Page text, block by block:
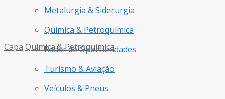
Metalurgia & Siderurgia
Química & Petroquímica
Radar de Oportunidades
Turismo & Aviação
Veículos & Pneus
Capa Química & Petroquímica